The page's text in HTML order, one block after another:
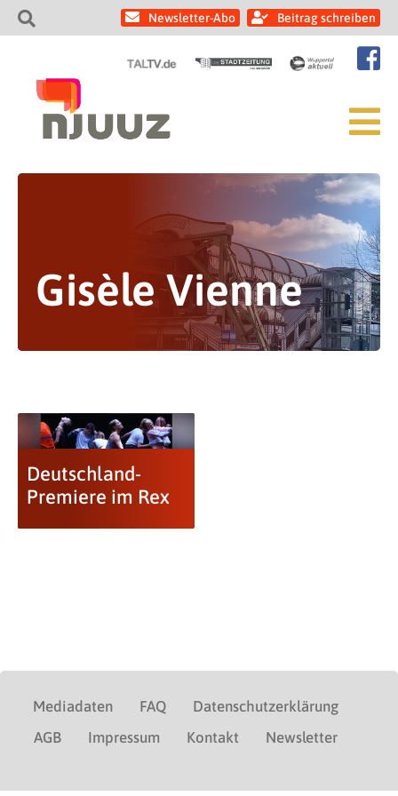
Newsletter-Abo Beitrag schreiben
Gisèle Vienne
Deutschland-
Premiere im Rex
Mediadaten FAQ
Datenschutzerklärung
AGB
Impressum Kontakt Newsletter